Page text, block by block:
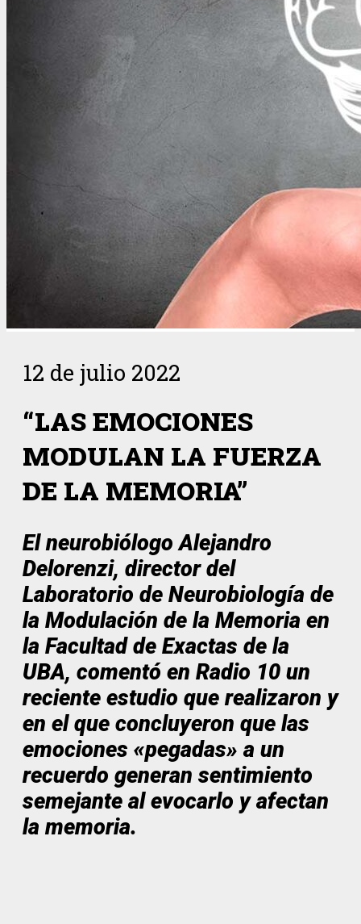
12 de julio 2022
“LAS EMOCIONES
MODULAN LA FUERZA
DE LA MEMORIA”
El neurobiólogo Alejandro
Delorenzi, director del
Laboratorio de Neurobiología de
la Modulación de la Memoria en
la Facultad de Exactas de la
UBA, comentó en Radio 10 un
reciente estudio que realizaron y
en el que concluyeron que las
emociones «pegadas» a un
recuerdo generan sentimiento
semejante al evocarlo y afectan
la memoria.